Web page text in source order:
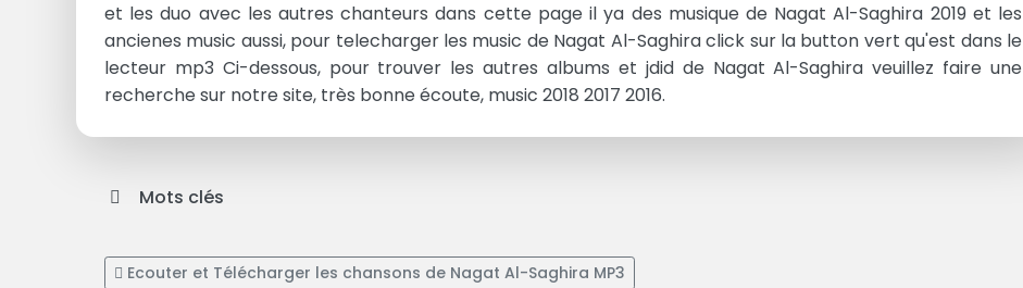
et les duo avec les autres chanteurs dans cette page il ya des musique de Nagat Al-Saghira 2019 et les
ancienes music aussi, pour telecharger les music de Nagat Al-Saghira click sur la button vert qu'est dans le
lecteur mp3 Ci-dessous, pour trouver les autres albums et jdid de Nagat Al-Saghira veuillez faire une
recherche sur notre site, très bonne écoute, music 2018 2017 2016.
Mots clés
Ecouter et Télécharger les chansons de Nagat Al-Saghira MP3